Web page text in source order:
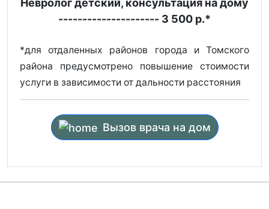
Невролог детский, консультация на дому
--------------------- 3 500 р.*
*для отдаленных районов города и Томского
района предусмотрено повышение стоимости
услуги в зависимости от дальности расстояния
Вызов врача на дом